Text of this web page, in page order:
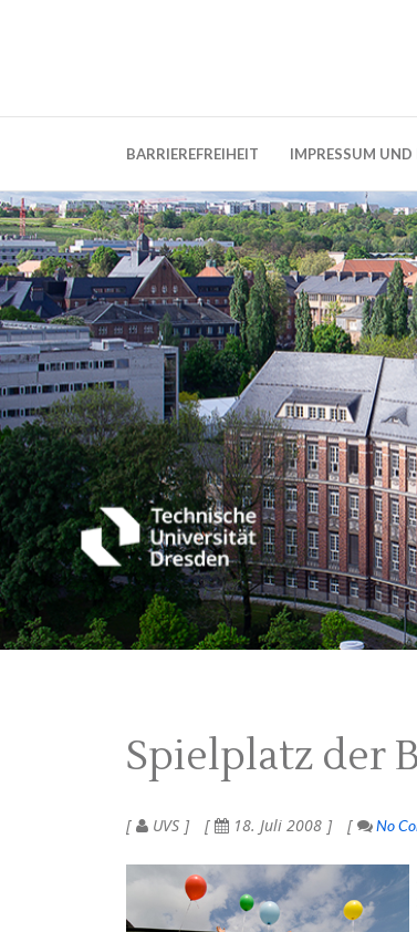
BARRIEREFREIHEIT IMPRESSUM
Spielplatz der
UVS 18. Juli 2008 No